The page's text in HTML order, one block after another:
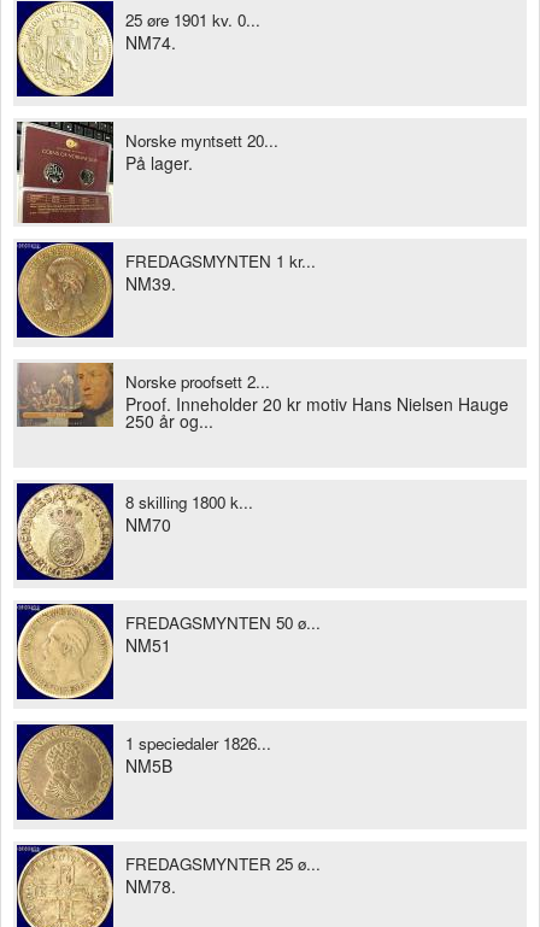
25 øre 1901 kv. 0...
NM74.
Norske myntsett 20...
På lager.
FREDAGSMYNTEN 1 kr...
NM39.
Norske proofsett 2...
Proof. Inneholder 20 kr motiv Hans Nielsen Hauge
250 år og...
8 skilling 1800 k...
NM70
FREDAGSMYNTEN 50 ø...
NM51
1 speciedaler 1826...
NM5B
FREDAGSMYNTER 25 ø...
NM78.